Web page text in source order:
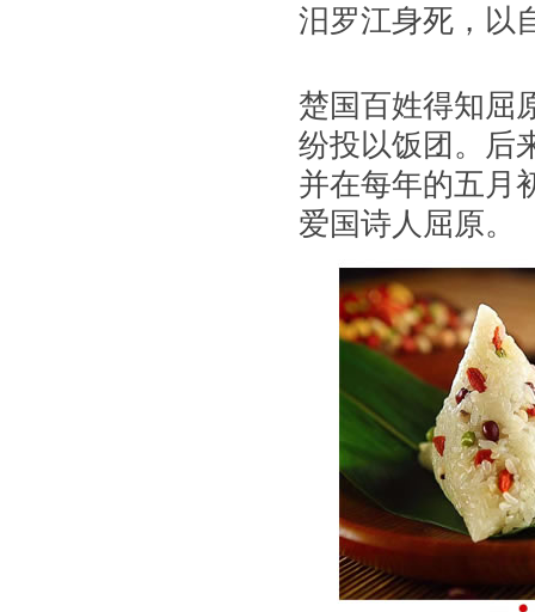
汨罗江身死，以
楚国百姓得知屈
纷投以饭团。后
并在每年的五月
爱国诗人屈原。